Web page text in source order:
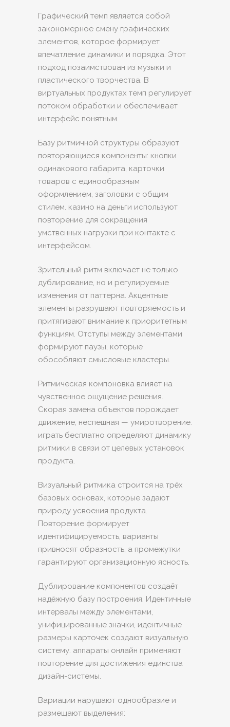
Графический темп является собой
закономерное смену графических
элементов, которое формирует
впечатление динамики и порядка. Этот
подход позаимствован из музыки и
пластического творчества. В
виртуальных продуктах темп регулирует
потоком обработки и обеспечивает
интерфейс понятным.
Базу ритмичной структуры образуют
повторяющиеся компоненты: кнопки
одинакового габарита, карточки
товаров с единообразным
оформлением, заголовки с общим
стилем. казино на деньги используют
повторение для сокращения
умственных нагрузки при контакте с
интерфейсом.
Зрительный ритм включает не только
дублирование, но и регулируемые
изменения от паттерна. Акцентные
элементы разрушают повторяемость и
притягивают внимание к приоритетным
функциям. Отступы между элементами
формируют паузы, которые
обособляют смысловые кластеры.
Ритмическая компоновка влияет на
чувственное ощущение решения.
Скорая замена объектов порождает
движение, неспешная — умиротворение.
играть бесплатно определяют динамику
ритмики в связи от целевых установок
продукта.
Визуальный ритмика строится на трёх
базовых основах, которые задают
природу усвоения продукта.
Повторение формирует
идентифицируемость, варианты
привносят образность, а промежутки
гарантируют организационную ясность.
Дублирование компонентов создаёт
надёжную базу построения. Идентичные
интервалы между элементами,
унифицированные значки, идентичные
размеры карточек создают визуальную
систему. аппараты онлайн применяют
повторение для достижения единства
дизайн-системы.
Вариации нарушают однообразие и
размещают выделения: